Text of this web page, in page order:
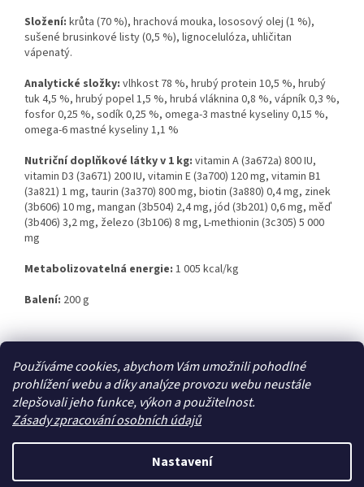
Používáme cookies, abychom Vám umožnili pohodlné
prohlížení webu a díky analýze provozu webu neustále
zlepšovali jeho funkce, výkon a použitelnost.
Zásady zpracování osobních údajů
Nastavení
Složení: krůta (70 %), hrachová mouka, lososový olej (1 %),
sušené brusinkové listy (0,5 %), lignocelulóza, uhličitan
vápenatý.
Analytické složky: vlhkost 78 %, hrubý protein 10,5 %, hrubý
tuk 4,5 %, hrubý popel 1,5 %, hrubá vláknina 0,8 %, vápník 0,3 %,
fosfor 0,25 %, sodík 0,25 %, omega-3 mastné kyseliny 0,15 %,
omega-6 mastné kyseliny 1,1 %
Nutriční doplňkové látky v 1 kg: vitamin A (3a672a) 800 IU,
vitamin D3 (3a671) 200 IU, vitamin E (3a700) 120 mg, vitamin B1
(3a821) 1 mg, taurin (3a370) 800 mg, biotin (3a880) 0,4 mg, zinek
(3b606) 10 mg, mangan (3b504) 2,4 mg, jód (3b201) 0,6 mg, měď
(3b406) 3,2 mg, železo (3b106) 8 mg, L-methionin (3c305) 5 000
mg
Metabolizovatelná energie: 1 005 kcal/kg
Balení: 200 g
Zboží.cz Heureka.cz
Vytvořil Shoptet